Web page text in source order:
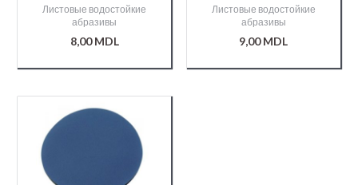
Листовые водостойкие
абразивы
8,00MDL
Листовые водостойкие
абразивы
9,00MDL